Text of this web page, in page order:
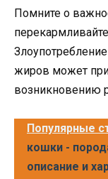
Помните о
жиров может
возникновению
Популярные
кошки -
описание и